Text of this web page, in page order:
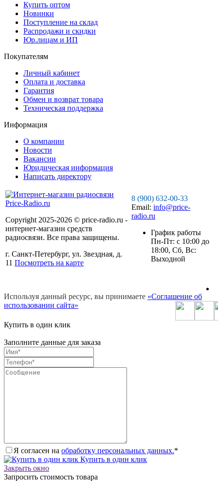
Купить оптом
Новинки
Поступление на склад
Распродажи и скидки
Юр.лицам и ИП
Покупателям
Личный кабинет
Оплата и доставка
Гарантия
Обмен и возврат товара
Техническая поддержка
Информация
О компании
Новости
Вакансии
Юридическая информация
Написать директору
Copyright 2025-2026 © price-radio.ru -
интернет-магазин средств
радиосвязи. Все права защищены.
г. Санкт-Петербург, ул. Звездная, д.
11 Посмотреть на карте
8 (900) 632-00-33
Email: info@price-
radio.ru
График работы
Пн-Пт: c 10:00 до
18:00, Сб, Вс:
Выходной
Используя данный ресурс, вы принимаете «Соглашение об
использовании сайта»
Купить в один клик
Заполните данные для заказа
Я согласен на обработку персональных данных.*
Купить в один клик
Закрыть окно
Запросить стоимость товара